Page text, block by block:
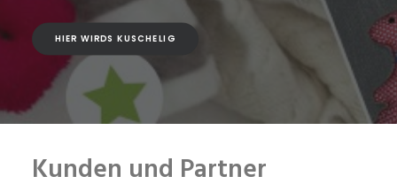
HIER WIRDS KUSCHELIG
Kunden und Partner